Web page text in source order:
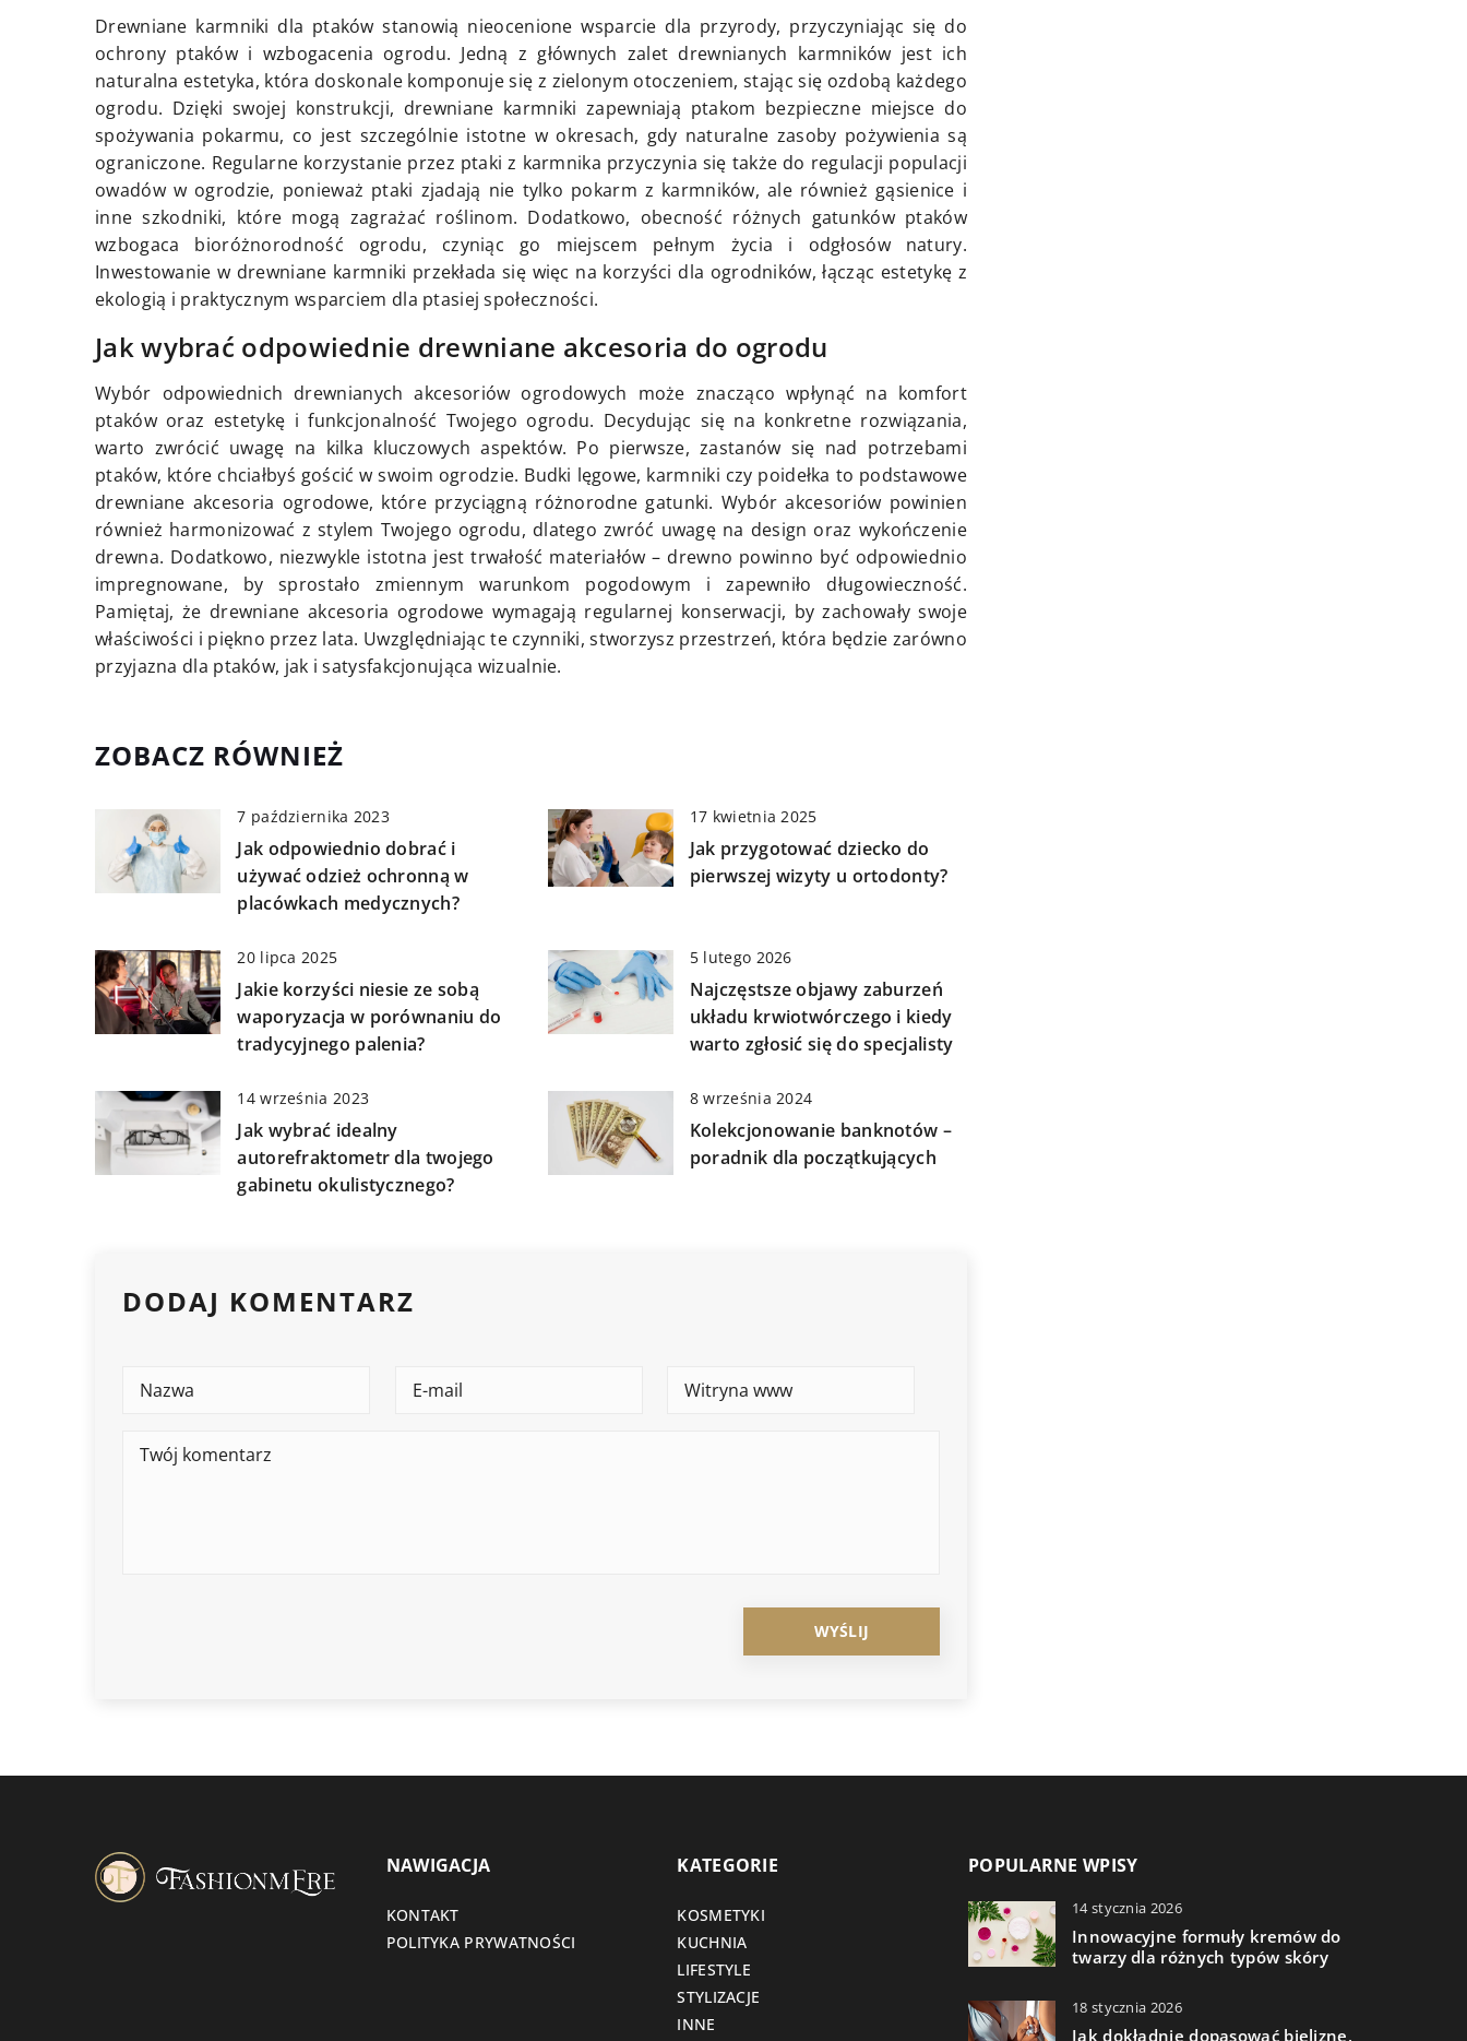
Drewniane karmniki dla ptaków stanowią nieocenione wsparcie dla przyrody, przyczyniając się do
ochrony ptaków i wzbogacenia ogrodu. Jedną z głównych zalet drewnianych karmników jest ich
naturalna estetyka, która doskonale komponuje się z zielonym otoczeniem, stając się ozdobą każdego
ogrodu. Dzięki swojej konstrukcji, drewniane karmniki zapewniają ptakom bezpieczne miejsce do
spożywania pokarmu, co jest szczególnie istotne w okresach, gdy naturalne zasoby pożywienia są
ograniczone. Regularne korzystanie przez ptaki z karmnika przyczynia się także do regulacji populacji
owadów w ogrodzie, ponieważ ptaki zjadają nie tylko pokarm z karmników, ale również gąsienice i
inne szkodniki, które mogą zagrażać roślinom. Dodatkowo, obecność różnych gatunków ptaków
wzbogaca bioróżnorodność ogrodu, czyniąc go miejscem pełnym życia i odgłosów natury.
Inwestowanie w drewniane karmniki przekłada się więc na korzyści dla ogrodników, łącząc estetykę z
ekologią i praktycznym wsparciem dla ptasiej społeczności.
Jak wybrać odpowiednie drewniane akcesoria do ogrodu
Wybór odpowiednich drewnianych akcesoriów ogrodowych może znacząco wpłynąć na komfort
ptaków oraz estetykę i funkcjonalność Twojego ogrodu. Decydując się na konkretne rozwiązania,
warto zwrócić uwagę na kilka kluczowych aspektów. Po pierwsze, zastanów się nad potrzebami
ptaków, które chciałbyś gościć w swoim ogrodzie. Budki lęgowe, karmniki czy poidełka to podstawowe
drewniane akcesoria ogrodowe, które przyciągną różnorodne gatunki. Wybór akcesoriów powinien
również harmonizować z stylem Twojego ogrodu, dlatego zwróć uwagę na design oraz wykończenie
drewna. Dodatkowo, niezwykle istotna jest trwałość materiałów – drewno powinno być odpowiednio
impregnowane, by sprostało zmiennym warunkom pogodowym i zapewniło długowieczność.
Pamiętaj, że drewniane akcesoria ogrodowe wymagają regularnej konserwacji, by zachowały swoje
właściwości i piękno przez lata. Uwzględniając te czynniki, stworzysz przestrzeń, która będzie zarówno
przyjazna dla ptaków, jak i satysfakcjonująca wizualnie.
ZOBACZ RÓWNIEŻ
7 października 2023
Jak odpowiednio dobrać i
używać odzież ochronną w
placówkach medycznych?
17 kwietnia 2025
Jak przygotować dziecko do
pierwszej wizyty u ortodonty?
20 lipca 2025
Jakie korzyści niesie ze sobą
waporyzacja w porównaniu do
tradycyjnego palenia?
5 lutego 2026
Najczęstsze objawy zaburzeń
układu krwiotwórczego i kiedy
warto zgłosić się do specjalisty
14 września 2023
Jak wybrać idealny
autorefraktometr dla twojego
gabinetu okulistycznego?
8 września 2024
Kolekcjonowanie banknotów –
poradnik dla początkujących
DODAJ KOMENTARZ
NAWIGACJA
KONTAKT
POLITYKA PRYWATNOŚCI
KATEGORIE
KOSMETYKI
KUCHNIA
LIFESTYLE
STYLIZACJE
INNE
POPULARNE WPISY
14 stycznia 2026
Innowacyjne formuły kremów do
twarzy dla różnych typów skóry
18 stycznia 2026
Jak dokładnie dopasować bieliznę,